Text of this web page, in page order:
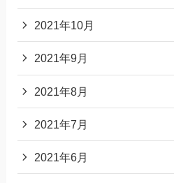
2021年10月
2021年9月
2021年8月
2021年7月
2021年6月